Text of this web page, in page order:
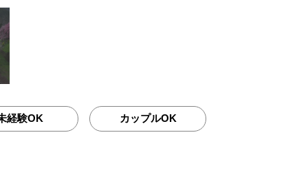
経験OK カップルOK